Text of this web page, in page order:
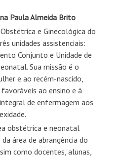
Paula Almeida Brito
e Ginecológica do
unidades assistenciais:
Conjunto e Unidade de
Sua missão é o
e ao recém-nascido,
ao ensino e à
de enfermagem aos
obstétrica e neonatal
área de abrangência do
como docentes, alunas,